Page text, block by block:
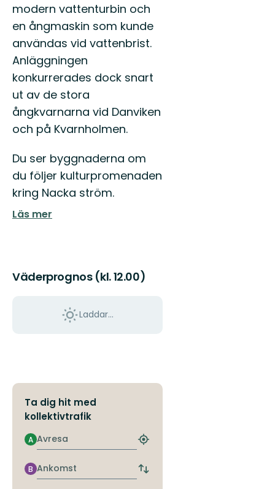
modern vattenturbin och
en ångmaskin som kunde
användas vid vattenbrist.
Anläggningen
konkurrerades dock snart
ut av de stora
ångkvarnarna vid Danviken
och på Kvarnholmen.
Du ser byggnaderna om
du följer kulturpromenaden
kring Nacka ström.
Läs mer
Väderprognos (kl. 12.00)
Laddar...
Ta dig hit med
kollektivtrafik
Avresa
A
Hitta
hållplats
Ankomst
B
Byt